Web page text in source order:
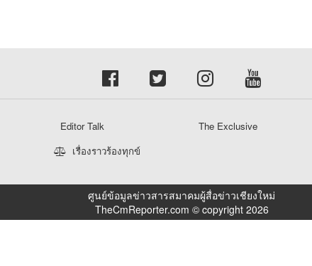
Editor Talk The Exclusive
เรื่องราวร้องทุกข์
ศูนย์ข้อมูลข่าวสารสมาคมผู้สื่อข่าวเชียงใหม่
TheCmReporter.com © copyright 2026